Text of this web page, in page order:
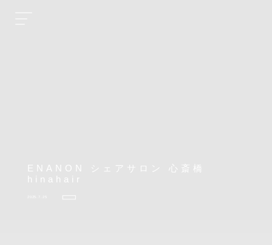
ENANON シェアサロン 心斎橋
hinahair